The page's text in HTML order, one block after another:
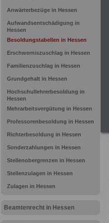
Anwärterbezüge in Hessen
Aufwandsentschädigung in
Hessen
Besoldungstabellen in Hessen
Erschwerniszuschlag in Hessen
Familienzuschlag in Hessen
Grundgehalt in Hessen
Hochschullehrerbesoldung in
Hessen
Mehrarbeitsvergütung in Hessen
Professorenbesoldung in Hessen
Richterbesoldung in Hessen
Sonderzahlungen in Hessen
Stellenobergrenzen in Hessen
Stellenzulagen in Hessen
Zulagen in Hessen
Beamtenrecht in Hessen